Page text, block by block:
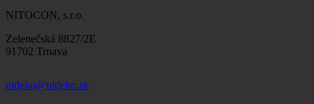
NITOCON, s.r.o.
Zelenečská 8827/2E
91702 Trnava
nideko@nideko.sk